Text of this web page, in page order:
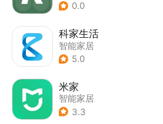
0.0
科家生活
智能家居
5.0
米家
智能家居
3.3